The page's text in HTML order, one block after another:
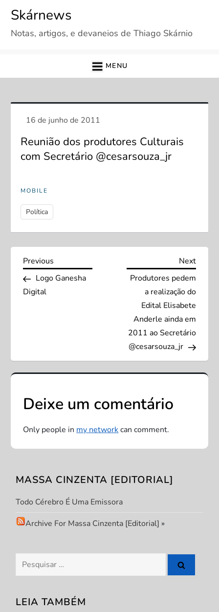
content
Skárnews
Notas, artigos, e devaneios de Thiago Skárnio
MENU
Reunião dos produtores Culturais
com Secretário @cesarsouza_jr
MOBILE
Política
N
a
g
a
ç
ã
o
d
e
P
s
Previous
Post
Previous
Logo Ganesha
Digital
Next
Next
Produtores pedem
a realização do
Edital Elisabete
Anderle ainda em
2011 ao Secretário
@cesarsouza_jr
Deixe um comentário
Only people inmy networkcan comment.
MASSA CINZENTA [EDITORIAL]
Todo Cérebro É Uma Emissora
Archive For Massa Cinzenta [Editorial] »
Pesquisar
por:
LEIA TAMBÉM